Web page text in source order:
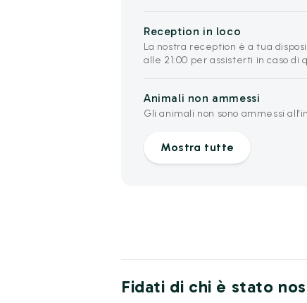
Reception in loco
La nostra reception è a tua
alle 21:00 per assisterti in caso di
Animali non ammessi
Gli animali non sono ammessi
Mostra tutte
Fidati di chi è stato